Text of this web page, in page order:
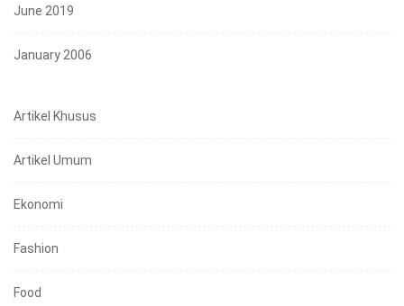
June 2019
January 2006
Artikel Khusus
Artikel Umum
Ekonomi
Fashion
Food